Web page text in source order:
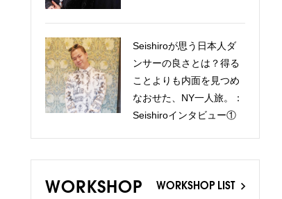
Seishiroが思う日本人ダ
ンサーの良さとは？得る
ことよりも内面を見つめ
なおせた、NY一人旅。：
Seishiroインタビュー①
WORKSHOP WORKSHOP LIST